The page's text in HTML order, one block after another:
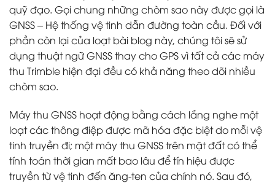
quỹ đạo. Gọi chung những chòm sao này được gọi là
GNSS – Hệ thống vệ tinh dẫn đường toàn cầu. Đối với
phần còn lại của loạt bài blog này, chúng tôi sẽ sử
dụng thuật ngữ GNSS thay cho GPS vì tất cả các máy
thu Trimble hiện đại đều có khả năng theo dõi nhiều
chòm sao.
Máy thu GNSS hoạt động bằng cách lắng nghe một
loạt các thông điệp được mã hóa đặc biệt do mỗi vệ
tinh truyền đi; một máy thu GNSS trên mặt đất có thể
tính toán thời gian mất bao lâu để tín hiệu được
truyền từ vệ tinh đến ăng-ten của chính nó. Sau đó,